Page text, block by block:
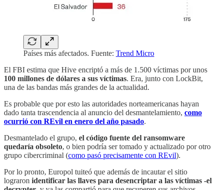
Países más afectados. Fuente: Trend Micro
El FBI estima que Hive encriptó a más de 1.500 víctimas por unos
100 millones de dólares a sus víctimas. Era, junto con LockBit,
una de las bandas más grandes de la actualidad.
Es probable que por esto las autoridades norteamericanas hayan
dado tanta trascendencia al anuncio del desmantelamiento, como
ocurrió con REvil en enero del año pasado.
Desmantelado el grupo, el código fuente del ransomware
quedaría obsoleto, o bien podría ser tomado y actualizado por otro
grupo cibercriminal (como pasó precisamente con REvil).
Por lo pronto, Europol tuiteó que además de incautar el sitio
lograron identificar las llaves para desencriptar a las víctimas -el